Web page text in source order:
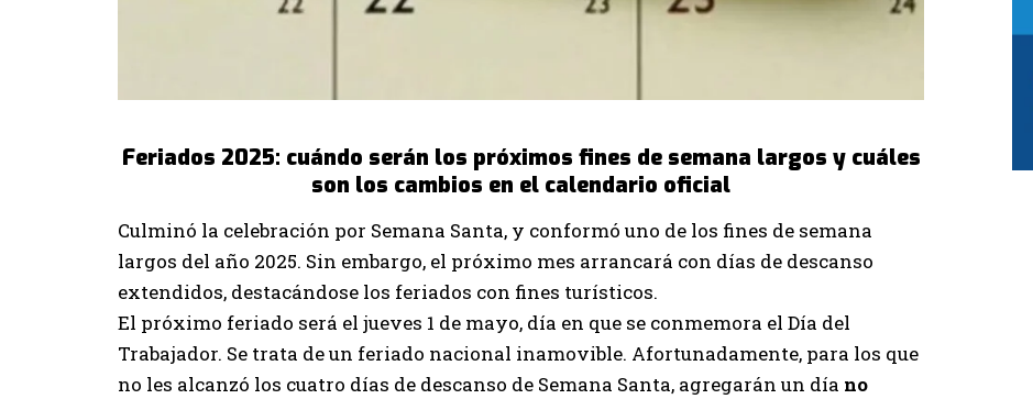
Feriados 2025: cuándo serán los próximos fines de semana largos y cuáles
son los cambios en el calendario oficial
Culminó la celebración por Semana Santa, y conformó uno de los fines de semana
largos del año 2025. Sin embargo, el próximo mes arrancará con días de descanso
extendidos, destacándose los feriados con fines turísticos.
El próximo feriado será el jueves 1 de mayo, día en que se conmemora el Día del
Trabajador. Se trata de un feriado nacional inamovible. Afortunadamente, para los que
no les alcanzó los cuatro días de descanso de Semana Santa, agregarán un día no